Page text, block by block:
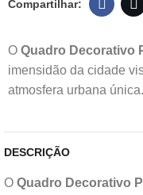
O Quadro Decorativo
imensidão da cidade
atmosfera urbana única.
DESCRIÇÃO
O Quadro Decorativo